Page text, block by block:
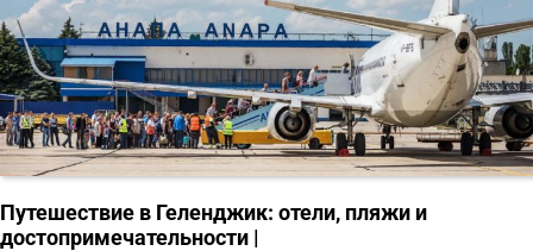
Путешествие в Геленджик: отели, пляжи и
достопримечательности |